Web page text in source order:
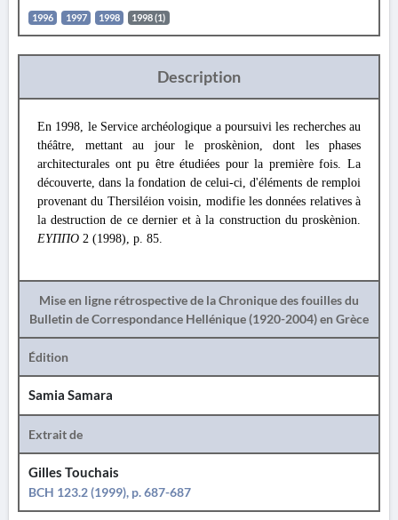
1996 1997 1998 1998 (1)
Description
En 1998, le Service archéologique a poursuivi les recherches au
théâtre, mettant au jour le proskènion, dont les phases
architecturales ont pu être étudiées pour la première fois. La
découverte, dans la fondation de celui-ci, d'éléments de remploi
provenant du Thersiléion voisin, modifie les données relatives à
la destruction de ce dernier et à la construction du proskènion.
ΕΥΠΠΟ 2 (1998), p. 85.
Mise en ligne rétrospective de la Chronique des fouilles du
Bulletin de Correspondance Hellénique (1920-2004) en Grèce
Édition
Samia Samara
Extrait de
Gilles Touchais
BCH 123.2 (1999), p. 687-687